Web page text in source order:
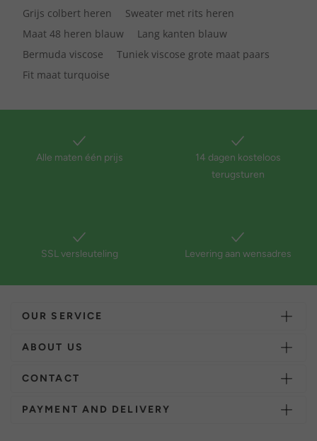
Grijs colbert heren
Sweater met rits heren
Maat 48 heren blauw
Lang kanten blauw
Bermuda viscose
Tuniek viscose grote maat paars
Fit maat turquoise
Alle maten één prijs
14 dagen kosteloos
terugsturen
SSL versleuteling Levering aan wensadres
OUR SERVICE
ABOUT US
CONTACT
PAYMENT AND DELIVERY